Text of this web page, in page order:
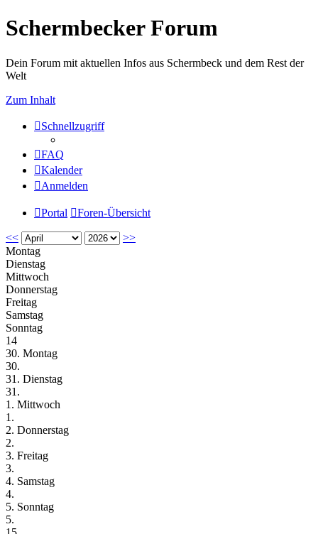
Schermbecker Forum
Dein Forum mit aktuellen Infos aus Schermbeck und dem Rest der
Welt
Zum Inhalt
Schnellzugriff
FAQ
Kalender
Anmelden
Portal Foren-Übersicht
<<
>>
Montag
Dienstag
Mittwoch
Donnerstag
Freitag
Samstag
Sonntag
14
30. Montag
30.
31. Dienstag
31.
1. Mittwoch
1.
2. Donnerstag
2.
3. Freitag
3.
4. Samstag
4.
5. Sonntag
5.